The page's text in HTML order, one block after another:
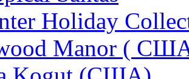
Holiday
Manor (